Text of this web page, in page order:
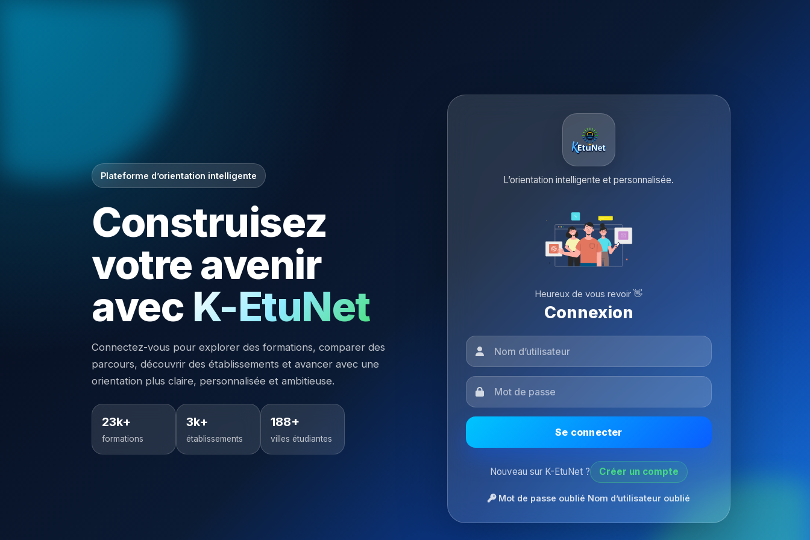
Plateforme d’orientation intelligente
Construisez
votre avenir
avec K-EtuNet
Connectez-vous pour explorer des formations, comparer des
parcours, découvrir des établissements et avancer avec une
orientation plus claire, personnalisée et ambitieuse.
23k+
formations
3k+
établissements
188+
villes étudiantes
L’orientation intelligente et personnalisée.
Heureux de vous revoir 👋
Connexion
Se connecter
Nouveau sur K-EtuNet ? Créer un compte
Mot de passe oublié Nom d’utilisateur oublié